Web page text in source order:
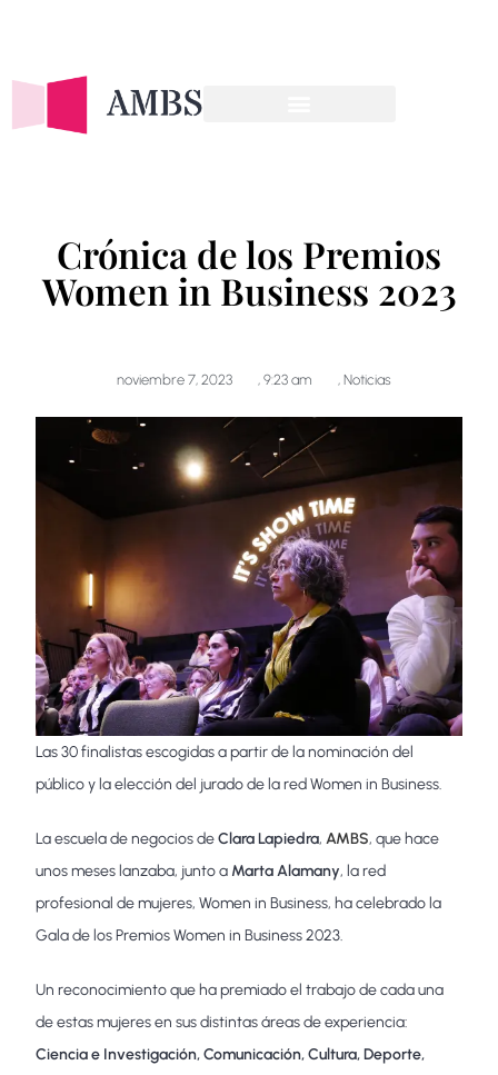
Crónica de los Premios
Women in Business 2023
noviembre 7, 2023 , 9:23 am , Noticias
Las 30 finalistas escogidas a partir de la nominación del
público y la elección del jurado de la red Women in Business.
La escuela de negocios deClara Lapiedra,AMBS, que hace
unos meses lanzaba, junto a Marta Alamany, la red
profesional de mujeres, Women in Business, ha celebrado la
Gala de los Premios Women in Business 2023.
Un reconocimiento que ha premiado el trabajo de cada una
de estas mujeres en sus distintas áreas de experiencia:
Ciencia e Investigación, Comunicación, Cultura, Deporte,